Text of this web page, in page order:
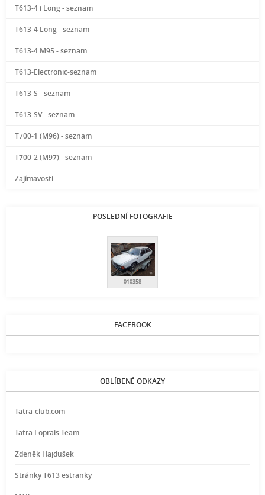
T613-4 i Long - seznam
T613-4 Long - seznam
T613-4 M95 - seznam
T613-Electronic-seznam
T613-S - seznam
T613-SV - seznam
T700-1 (M96) - seznam
T700-2 (M97) - seznam
Zajímavosti
POSLEDNÍ FOTOGRAFIE
010358
FACEBOOK
OBLÍBENÉ ODKAZY
Tatra-club.com
Tatra Loprais Team
Zdeněk Hajdušek
Stránky T613 estranky